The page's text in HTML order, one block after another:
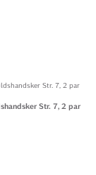
Str. 7, 2 par